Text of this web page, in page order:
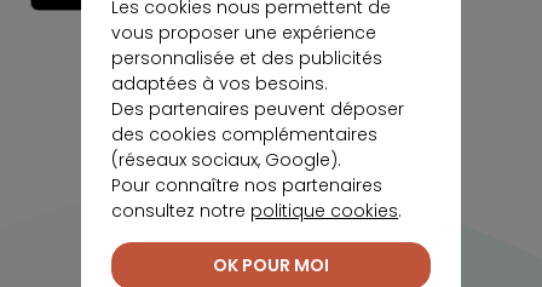
Les cookies nous permettent de
vous proposer une expérience
personnalisée et des publicités
adaptées à vos besoins.
Des partenaires peuvent déposer
des cookies complémentaires
(réseaux sociaux, Google).
Pour connaître nos partenaires
consultez notre politique cookies.
OK POUR MOI